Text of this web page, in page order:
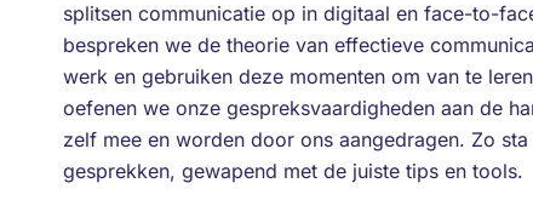
splitsen communicatie op in digitaal en face-to-
bespreken we de theorie van effectieve
werk en gebruiken deze momenten om van te
oefenen we onze gespreksvaardigheden aan de
zelf mee en worden door ons aangedragen. Zo
gesprekken, gewapend met de juiste tips en tools.